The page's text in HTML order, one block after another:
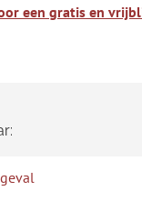
een gratis en